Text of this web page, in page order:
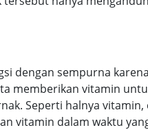
dengan sempurna
memberikan vitamin
Seperti halnya
vitamin dalam waktu